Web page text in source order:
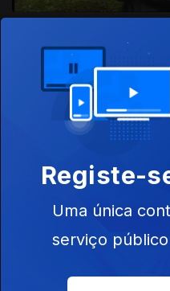
Registe-
Uma única
serviço